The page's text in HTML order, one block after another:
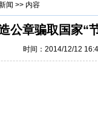
闻 >> 内容
公章骗取国家“
时间：2014/12/12